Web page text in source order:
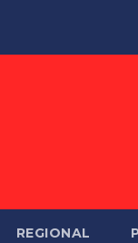
REGIONAL